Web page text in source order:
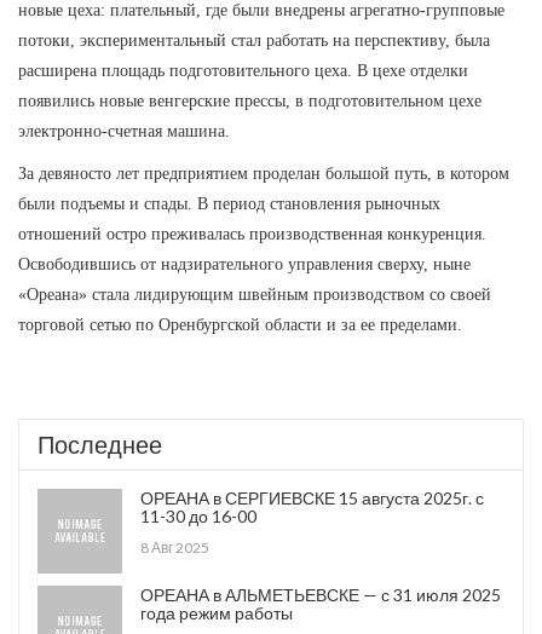
новые цеха: плательный, где были внедрены агрегатно-групповые
потоки, экспериментальный стал работать на перспективу, была
расширена площадь подготовительного цеха. В цехе отделки
появились новые венгерские прессы, в подготовительном цехе
электронно-счетная машина.
За девяносто лет предприятием проделан большой путь, в котором
были подъемы и спады. В период становления рыночных
отношений остро преживалась производственная конкуренция.
Освободившись от надзирательного управления сверху, ныне
«Ореана» стала лидирующим швейным производством со своей
торговой сетью по Оренбургской области и за ее пределами.
Последнее
ОРЕАНА в СЕРГИЕВСКЕ 15 августа 2025г. с
11-30 до 16-00
8 Авг 2025
ОРЕАНА в АЛЬМЕТЬЕВСКЕ — с 31 июля 2025
года режим работы